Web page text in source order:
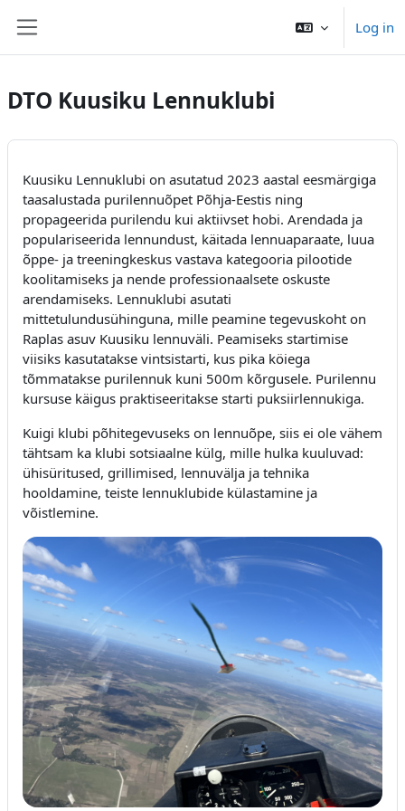
Log in
DTO Kuusiku Lennuklubi
Kuusiku Lennuklubi on asutatud 2023 aastal eesmärgiga
taasalustada purilennuõpet Põhja-Eestis ning
propageerida purilendu kui aktiivset hobi. Arendada ja
populariseerida lennundust, käitada lennuaparaate, luua
õppe- ja treeningkeskus vastava kategooria pilootide
koolitamiseks ja nende professionaalsete oskuste
arendamiseks. Lennuklubi asutati
mittetulundusühinguna, mille peamine tegevuskoht on
Raplas asuv Kuusiku lennuväli. Peamiseks startimise
viisiks kasutatakse vintsistarti, kus pika köiega
tõmmatakse purilennuk kuni 500m kõrgusele. Purilennu
kursuse käigus praktiseeritakse starti puksiirlennukiga.
Kuigi klubi põhitegevuseks on lennuõpe, siis ei ole vähem
tähtsam ka klubi sotsiaalne külg, mille hulka kuuluvad:
ühisüritused, grillimised, lennuvälja ja tehnika
hooldamine, teiste lennuklubide külastamine ja
võistlemine.